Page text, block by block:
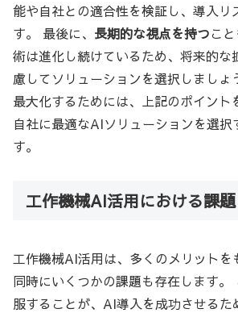
能や自社との適合性を検証し、導入リ
す。 最後に、 長期的な視点を持つこ
術は進化し続けているため、将来的な
慮してソリューションを選択しましょ
最大化するためには、上記のポイント
自社に最適なAIソリューションを選択
す。
工作機械AI活用における課
工作機械AI活用は、多くのメリットを
同時にいくつかの課題も存在します。
服することが、AI導入を成功させるた